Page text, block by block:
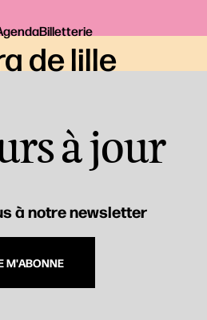
Billetterie
de lille
à jour
à notre newsletter
M'ABONNE